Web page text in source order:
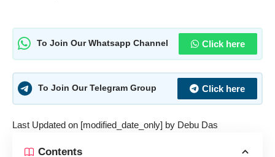
To Join Our Whatsapp Channel Click here
To Join Our Telegram Group Click here
Last Updated on [modified_date_only] by Debu Das
Contents